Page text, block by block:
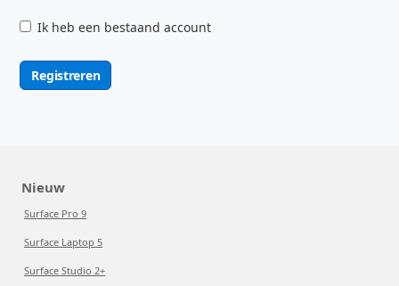
Ik heb een bestaand account
Registreren
Nieuw
Surface Pro 9
Surface Laptop 5
Surface Studio 2+